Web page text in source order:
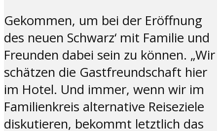
Gekommen, um bei der Eröffnung
des neuen Schwarz‘ mit Familie und
Freunden dabei sein zu können. „Wir
schätzen die Gastfreundschaft hier
im Hotel. Und immer, wenn wir im
Familienkreis alternative Reiseziele
diskutieren, bekommt letztlich das